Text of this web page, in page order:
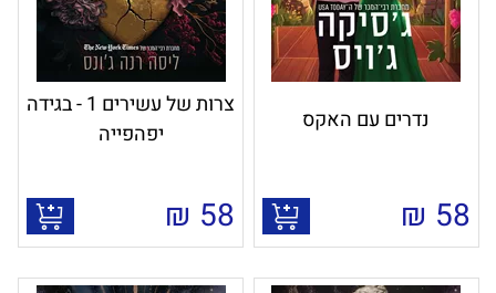
נדרים עם האקס
58
₪
צרות של עשירים 1 - בגידה
יפהפייה
58
₪